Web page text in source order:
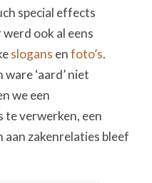
special effects
ook al eens
slogans enfoto’s.
‘aard’ niet
we een
te verwerken, een
zakenrelaties bleef